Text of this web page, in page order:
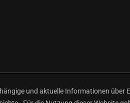
und aktuelle Informationen